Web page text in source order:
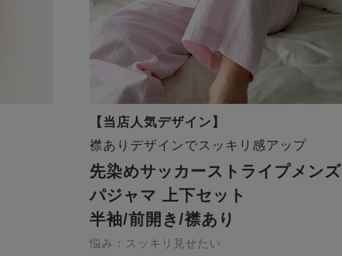
【当店人気デザイン】
襟ありデザインでスッキリ感アップ
先染めサッカーストライプメンズ
パジャマ 上下セット
半袖/前開き/襟あり
悩み：スッキリ見せたい